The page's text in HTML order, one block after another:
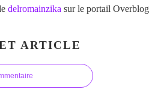
delromainzika sur le portail Overblog
ARTICLE